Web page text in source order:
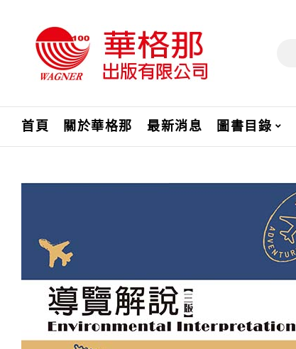
首頁 關於華格那 最新消息 圖書目錄